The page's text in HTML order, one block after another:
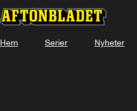
Se snart på Plus Video
Hem Serier Nyheter